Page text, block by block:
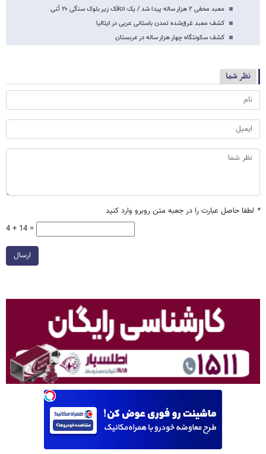
معبد مخفی ۲ هزار ساله پیدا شد / یک اتاقک زیر بلوک سنگی ۲۰ تُنی
کشف معبد غرق‌شده تمدن باستانی عربی در ایتالیا
کشف سکونتگاه چهار هزار ساله در عربستان
نظر شما
* لطفا حاصل عبارت را در جعبه متن روبرو وارد کنید
4 + 14 =
ارسال